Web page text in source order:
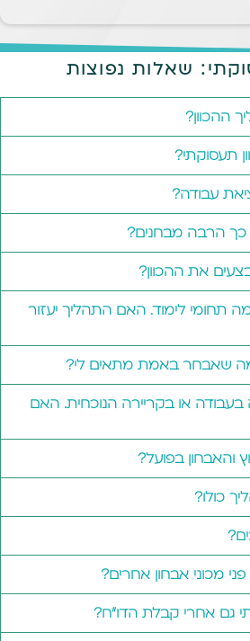
שאלות נפוצות
ההכוון?
תעסוקתי?
עבודה?
כך הרבה מבחנים?
את ההכוון?
תחומי לימוד. האם התהליך יעזור
שאבחר באמת מתאים לי?
או בקריירה הנוכחית. האם
והאבחון בפועל?
כולו?
מכוני אבחון אחרים?
גם אחרי קבלת הדו"ח?